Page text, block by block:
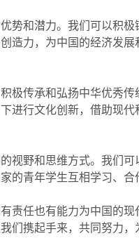
势和潜力。我们可以积
造力，为中国的经济发展
极传承和弘扬中华优秀
进行文化创新，借助现
视野和思维方式。我们
的青年学生互相学习、合
责任也有能力为中国的
们携起手来，共同努力，